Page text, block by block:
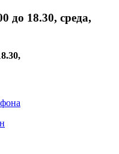
до 18.30, среда,